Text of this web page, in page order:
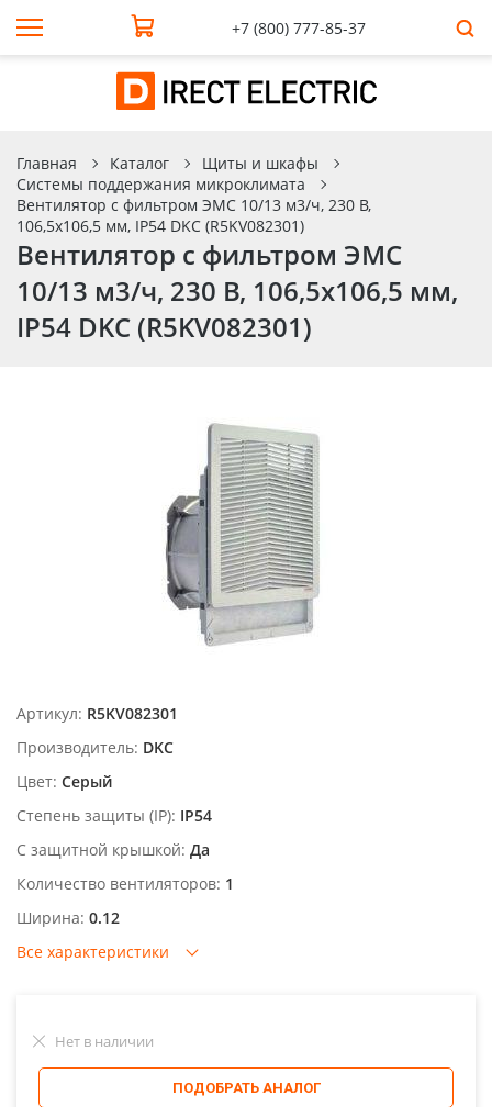
+7 (800) 777-85-37
Главная Каталог
Щиты и шкафы
Системы поддержания микроклимата
Вентилятор с фильтром ЭМС 10/13 м3/ч, 230 В,
106,5x106,5 мм, IP54 DKC (R5KV082301)
Вентилятор с фильтром ЭМС
10/13 м3/ч, 230 В, 106,5x106,5 мм,
IP54 DKC (R5KV082301)
Артикул: R5KV082301
Производитель: DKC
Цвет: Серый
Степень защиты (IP): IP54
С защитной крышкой: Да
Количество вентиляторов: 1
Ширина: 0.12
Все характеристики
Нет в наличии
ПОДОБРАТЬ АНАЛОГ